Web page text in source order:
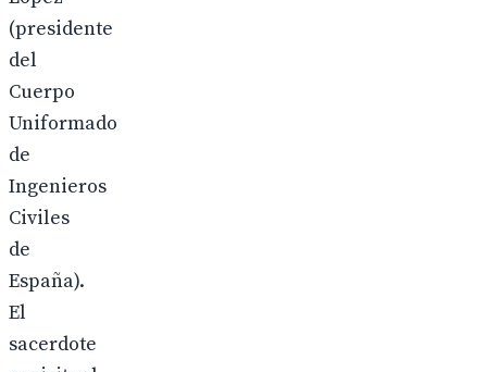
(presidente
del
Cuerpo
Uniformado
de
Ingenieros
Civiles
de
España).
El
sacerdote